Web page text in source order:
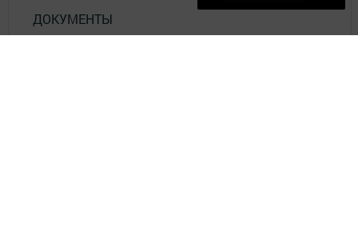
ДОКУМЕНТЫ